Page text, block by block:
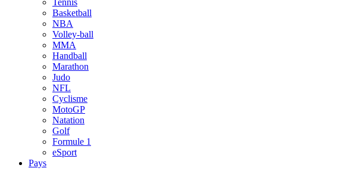
Basketball
NBA
Volley-ball
MMA
Handball
Marathon
Judo
NFL
Cyclisme
MotoGP
Natation
Golf
Formule 1
eSport
Pays